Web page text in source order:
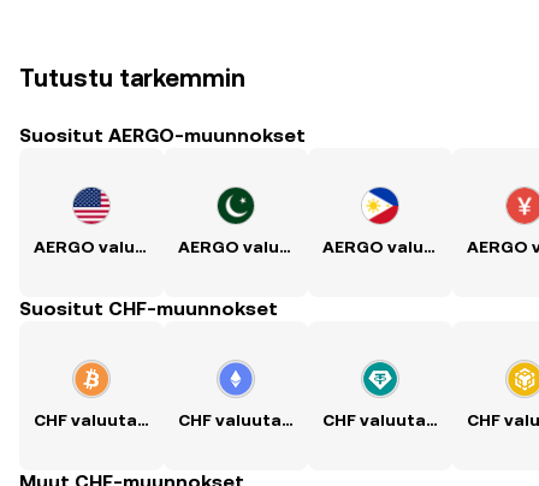
Tutustu tarkemmin
Suositut AERGO-muunnokset
AERGO valuutaksi USD AERGO valuutaksi PKR AERGO valuutaksi PHP
Suositut CHF-muunnokset
CHF valuutaksi BTC CHF valuutaksi ETH CHF valuutaksi USDT